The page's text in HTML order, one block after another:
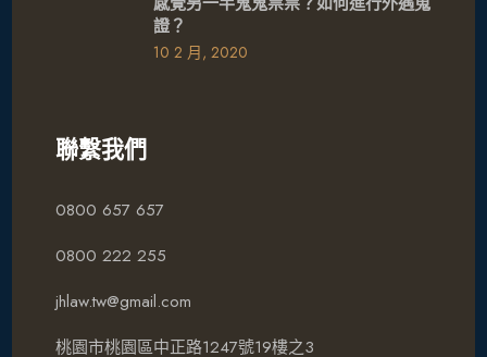
證？
10 2 月, 2020
聯繫我們
0800 657 657
0800 222 255
jhlaw.tw@gmail.com
桃園市桃園區中正路1247號19樓之3